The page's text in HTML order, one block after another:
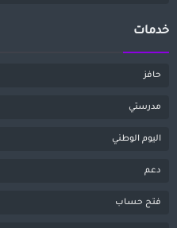
خدمات
حافز
مدرستي
اليوم الوطني
دعم
فتح حساب